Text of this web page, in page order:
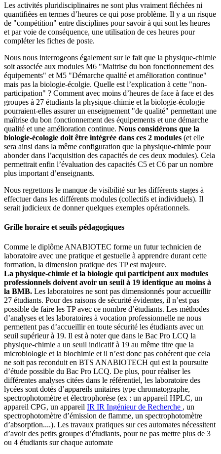
Les activités pluridisciplinaires ne sont plus vraiment fléchées ni
quantifiées en termes d’heures ce qui pose problème. Il y a un risque
de "compétition" entre disciplines pour savoir à qui sont les heures
et par voie de conséquence, une utilisation de ces heures pour
compléter les fiches de poste.
Nous nous interrogeons également sur le fait que la physique-chimie
soit associée aux modules M6 "Maitrise du bon fonctionnement des
équipements" et M5 "Démarche qualité et amélioration continue"
mais pas la biologie-écolgie. Quelle est l’explication à cette "non-
participation" ? Comment avec moins d’heures de face à face et des
groupes à 27 étudiants la physique-chimie et la biologie-écologie
pourraient-elles assurer un enseignement "de qualité" permettant une
maîtrise du bon fonctionnement des équipements et une démarche
qualité et une amélioration continue. Nous considérons que la
biologie-écologie doit être intégrée dans ces 2 modules (et elle
sera ainsi dans la même configuration que la physique-chimie pour
abonder dans l’acquisition des capacités de ces deux modules). Cela
permettrait enfin l’évaluation des capacités C5 et C6 par un nombre
plus important d’enseignants.
Nous regrettons le manque de visibilité sur les différents stages à
effectuer dans les différents modules (collectifs et individuels). Il
serait judicieux de donner quelques exemples opérationnels.
Grille horaire et seuils pédagogiques
Comme le diplôme ANABIOTEC forme un futur technicien de
laboratoire avec une pratique et gestuelle à apprendre durant cette
formation, la dimension pratique des TP est majeure.
La physique-chimie et la biologie qui participent aux modules
professionnels doivent avoir un seuil à 19 identique au moins à
la BMB. Les laboratoires ne sont pas dimensionnés pour accueillir
27 étudiants. Pour des raisons de sécurité évidentes, il n’est pas
possible de faire les TP avec ce nombre d’étudiants. Les méthodes
d’analyses et les laboratoires à vocation professionnelle ne nous
permettent pas d’accueillir en toute sécurité les étudiants avec un
seuil supérieur à 19. Il est à noter que dans le Bac Pro LCQ la
physique-chimie a un seuil indicatif à 19 au même titre que la
microbiologie et la biochimie et il n’est donc pas cohérent que cela
ne soit pas reconduit en BTS ANABIOTECH qui est la poursuite
d’étude possible du Bac Pro LCQ. De plus, pour réaliser les
différentes analyses citées dans le référentiel, les laboratoire des
lycées sont dotés d’appareils unitaires type chromatographe,
spectrophotomètre et électrophorèse (ex : un appareil HPLC, un
appareil CPG, un appareil IR IR Ingénieur de Recherche , un
spectrophotomètre d’émission de flamme, un spectrophotomètre
d’absorption....). Les travaux pratiques sur ces automates nécessitent
d’avoir des petits groupes d’étudiants, pour ne pas mettre plus de 3
ou 4 étudiants sur chaque automate